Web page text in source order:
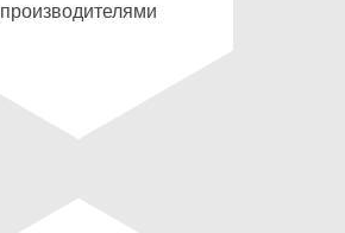
производителями